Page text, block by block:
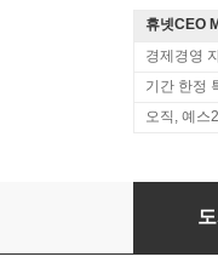
휴넷CEO
경제경영
기간 한정
오직, 예스
설득의